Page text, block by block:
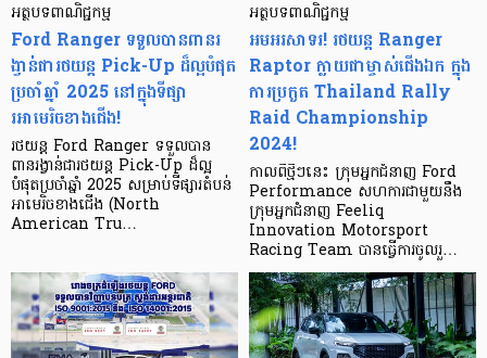
អត្ថបទពាណិជ្ជកម្ម
Ford Ranger ទទួលបានពានរ
ង្វាន់ជារថយន្ត Pick-Up ដ៏ល្អបំផុត
ប្រចាំឆ្នាំ 2025 នៅក្នុងទីផ្សា
រអាមេរិចខាងជើង!
រថយន្ត Ford Ranger ទទួលបាន
ពានរង្វាន់ជារថយន្ត Pick-Up ដ៏ល្អ
បំផុតប្រចាំឆ្នាំ 2025 សម្រាប់ទីផ្សារតំបន់
អាមេរិចខាងជើង (North
American Tru…
អត្ថបទពាណិជ្ជកម្ម
អមអរសាទរ! រថយន្ត Ranger
Raptor ក្លាយជាម្ចាស់ជើងឯក ក្នុង
ការប្រកួត Thailand Rally
Raid Championship
2024!
កាលពីថ្មីៗនេះ ក្រុមអ្នកជំនាញ Ford
Performance សហការជាមួយនឹង
ក្រុមអ្នកជំនាញ Feeliq
Innovation Motorsport
Racing Team បានធ្វើការចូលរួ…